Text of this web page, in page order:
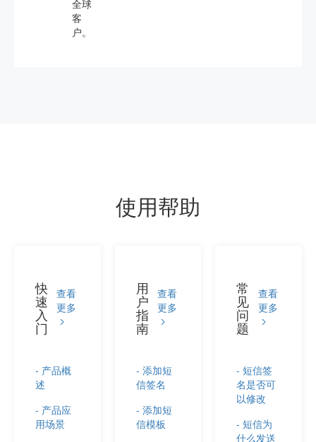
全球
客
户。
使用帮助
快
速
入
门
查看
更多
- 产品概
述
- 产品应
用场景
用
户
指
南
查看
更多
- 添加短
信签名
- 添加短
信模板
常
见
问
题
查看
更多
- 短信签
名是否可
以修改
- 短信为
什么发送